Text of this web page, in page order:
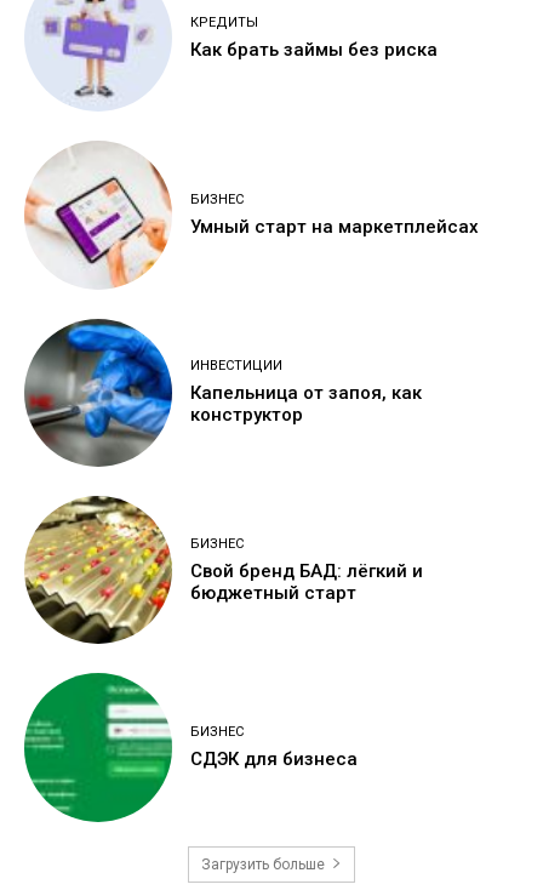
КРЕДИТЫ
Как брать займы без риска
БИЗНЕС
Умный старт на маркетплейсах
ИНВЕСТИЦИИ
Капельница от запоя, как
конструктор
БИЗНЕС
Свой бренд БАД: лёгкий и
бюджетный старт
БИЗНЕС
СДЭК для бизнеса
Загрузить больше